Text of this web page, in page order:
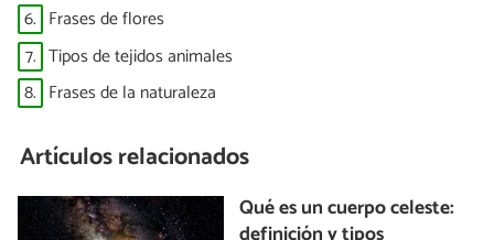
6. Frases de flores
7. Tipos de tejidos animales
8. Frases de la naturaleza
Artículos relacionados
Qué es un cuerpo celeste: